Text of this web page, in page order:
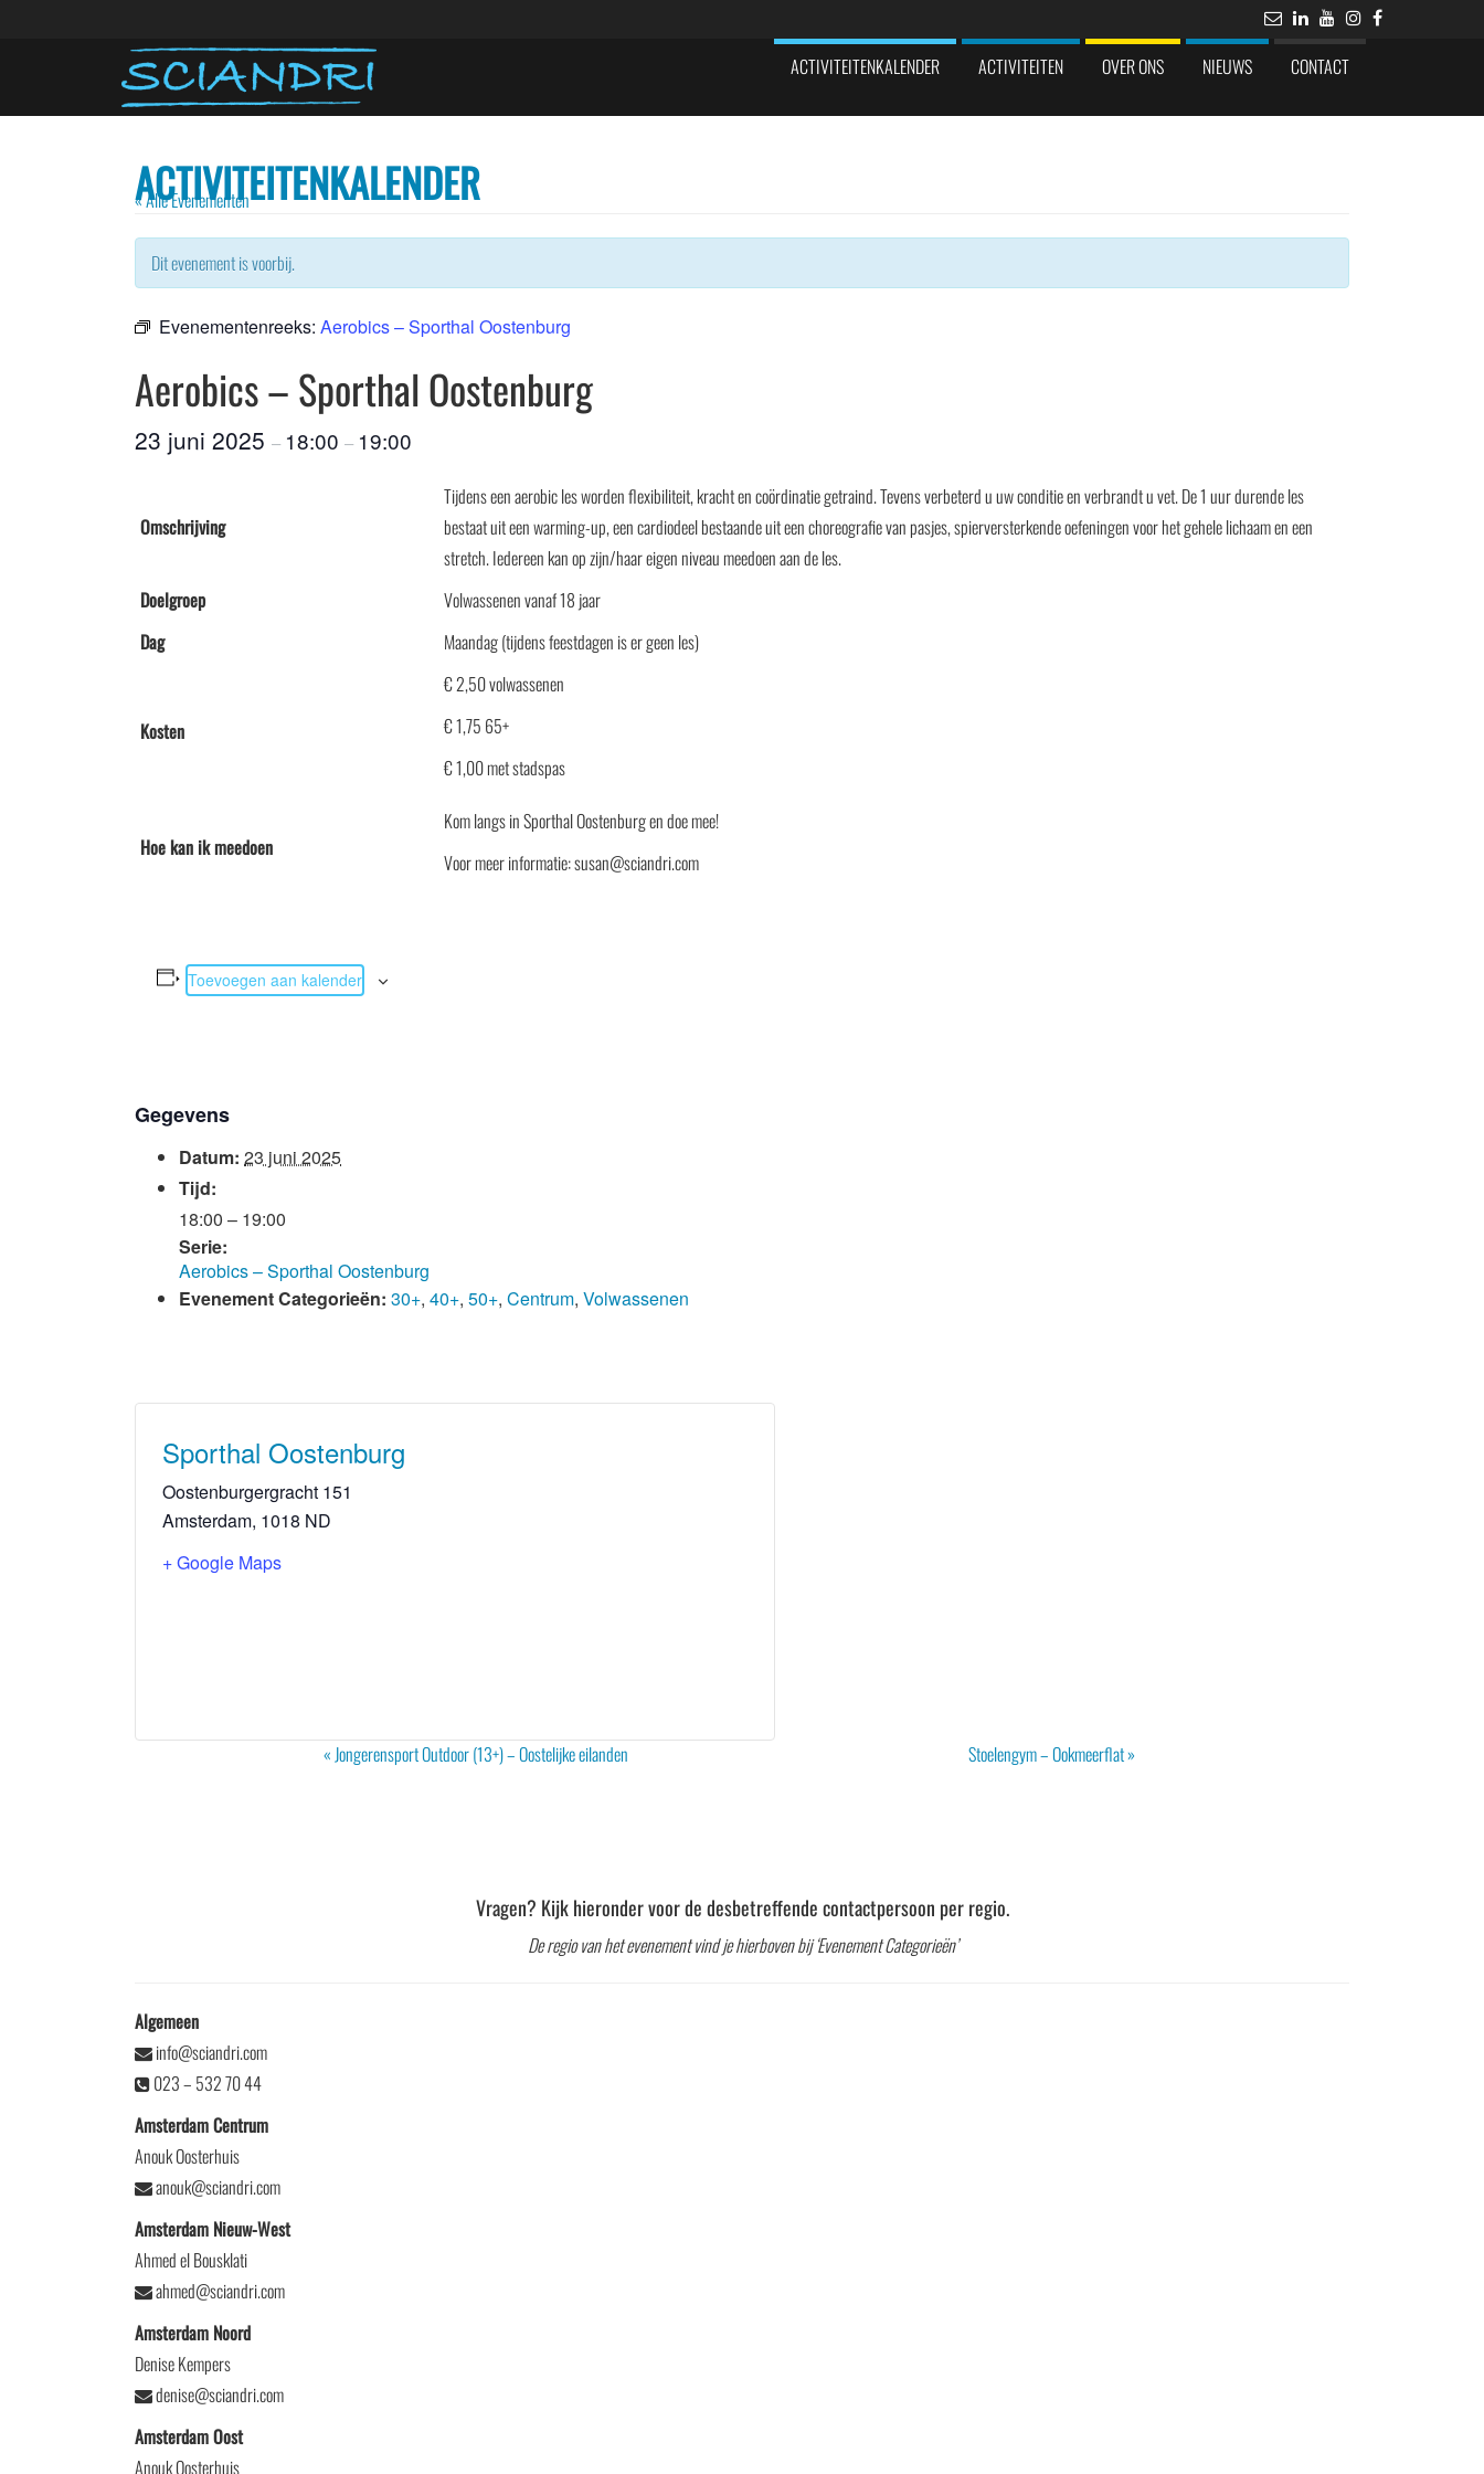
ACTIVITEITENKALENDER ACTIVITEITEN OVER ONS NIEUWS CONTACT
ACTIVITEITENKALENDER
« Alle Evenementen
Dit evenement is voorbij.
Evenementenreeks: Aerobics – Sporthal Oostenburg
Aerobics – Sporthal Oostenburg
23 juni 2025 – 18:00 – 19:00
Omschrijving
Tijdens een aerobic les worden flexibiliteit, kracht en coördinatie getraind. Tevens verbeterd u uw conditie en verbrandt u vet. De 1 uur durende les
bestaat uit een warming-up, een cardiodeel bestaande uit een choreografie van pasjes, spierversterkende oefeningen voor het gehele lichaam en een
stretch. Iedereen kan op zijn/haar eigen niveau meedoen aan de les.
Doelgroep
Volwassenen vanaf 18 jaar
Dag
Maandag (tijdens feestdagen is er geen les)
Kosten
€ 2,50 volwassenen
€ 1,75 65+
€ 1,00 met stadspas
Hoe kan ik meedoen
Kom langs in Sporthal Oostenburg en doe mee!
Voor meer informatie: susan@sciandri.com
Toevoegen aan kalender
Gegevens
Datum: 23 juni 2025
Tijd:
18:00 – 19:00
Serie:
Aerobics – Sporthal Oostenburg
Evenement Categorieën: 30+, 40+, 50+, Centrum, Volwassenen
Sporthal Oostenburg
Oostenburgergracht 151
Amsterdam, 1018 ND
+ Google Maps
Evenement «Jongerensport Outdoor (13+) – Oostelijke eilanden Stoelengym – Ookmeerflat»
Vragen? Kijk hieronder voor de desbetreffende contactpersoon per regio.
De regio van het evenement vind je hierboven bij ‘Evenement Categorieën’
Algemeen
info@sciandri.com
023 – 532 70 44
Amsterdam Centrum
Anouk Oosterhuis
anouk@sciandri.com
Amsterdam Nieuw-West
Ahmed el Bousklati
ahmed@sciandri.com
Amsterdam Noord
Denise Kempers
denise@sciandri.com
Amsterdam Oost
Anouk Oosterhuis